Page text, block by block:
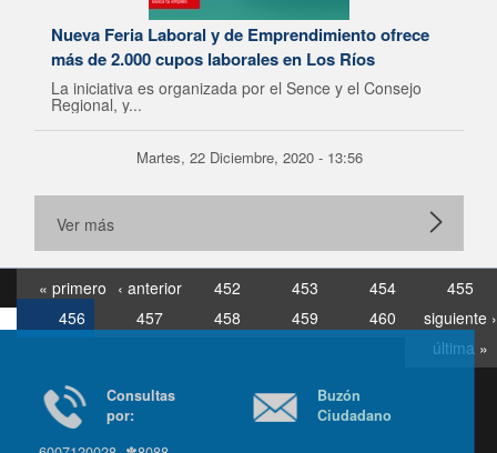
Nueva Feria Laboral y de Emprendimiento ofrece
más de 2.000 cupos laborales en Los Ríos
La iniciativa es organizada por el Sence y el Consejo
Regional, y...
Martes, 22 Diciembre, 2020 - 13:56
Ver más
« primero ‹ anterior 452 453 454
455
456
457 458 459 460
siguiente ›
última »
Consultas
por:
Buzón
Ciudadano